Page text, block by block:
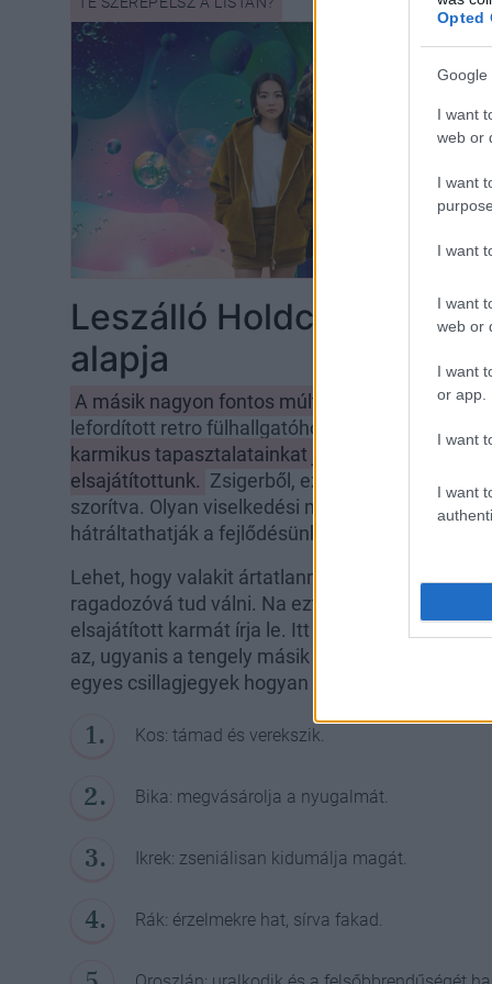
Opted
Google
I want
web or
I want
I want
I want
web or
I want
or app.
I want
I want
Leszálló
alapja
A másik nagyon fontos múltjelölő a képletben a
lefordított retro fülhallgatóhoz hasonlít.
karmikus tapasztalatainkat jelzi, mindazt, amit
elsajátítottunk. Zsigerből, ezt a viselkedési
szorítva. Olyan viselkedési mintát, félelmeket,
hátráltathatják a fejlődésünket, hiszen nem ez
Lehet, hogy valakit ártatlannak és édesnek
ragadozóvá tud válni. Na ezt a leszálló
elsajátított karmát írja le. Itt is fontos, hogy
az, ugyanis a tengely másik oldala pont az
egyes csillagjegyek hogyan viselkednek
Kos: támad és verekszik.
Bika: megvásárolja a nyugalmát.
Ikrek: zseniálisan kidumálja magát.
Rák: érzelmekre hat, sírva fakad.